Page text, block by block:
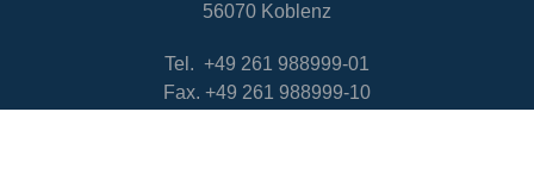
56070 Koblenz
Tel. +49 261 988999-01
Fax. +49 261 988999-10